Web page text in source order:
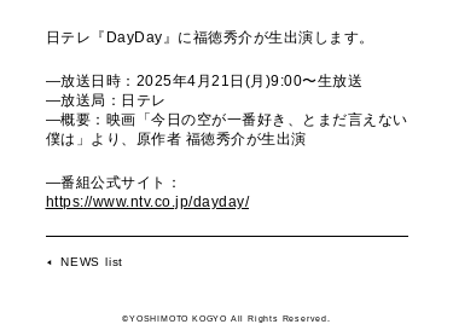
日テレ『DayDay』に福徳秀介が生出演します。
―放送日時：2025年4月21日(月)9:00〜生放送
―放送局：日テレ
―概要：映画「今日の空が一番好き、とまだ言えない
僕は」より、原作者 福徳秀介が生出演
―番組公式サイト：
https://www.ntv.co.jp/dayday/
NEWS list
©YOSHIMOTO KOGYO All Rights Reserved.